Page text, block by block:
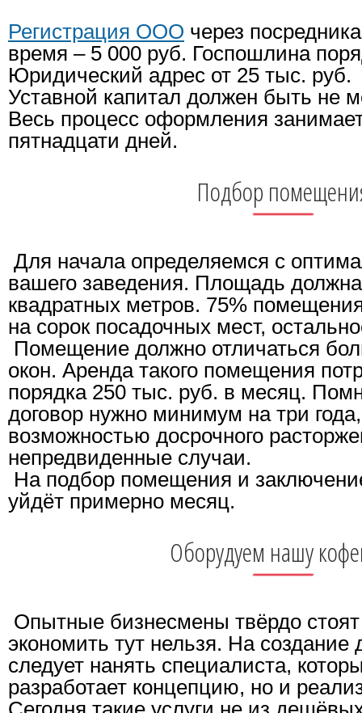
Регистрация ООО через
время – 5 000 руб. Госпошлина
Юридический адрес от 25 тыс. руб.
Уставной капитал должен быть не
Весь процесс оформления
пятнадцати дней.
Подбор
Для начала определяемся с
вашего заведения. Площадь
квадратных метров. 75%
на сорок посадочных мест,
Помещение должно отличаться
окон. Аренда такого помещения
порядка 250 тыс. руб. в месяц.
договор нужно минимум на три
возможностью досрочного
непредвиденные случаи.
На подбор помещения и
уйдёт примерно месяц.
Оборудуем нашу
Опытные бизнесмены твёрдо
экономить тут нельзя. На
следует нанять специалиста,
разработает концепцию, но и